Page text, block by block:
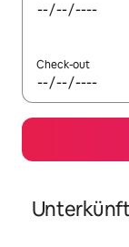
Check-out